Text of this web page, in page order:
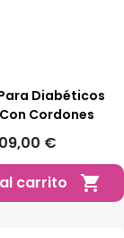
Diabéticos
Cordones
€
carrito
